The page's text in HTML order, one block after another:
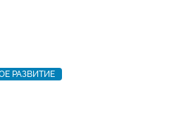
РАЗВИТИЕ